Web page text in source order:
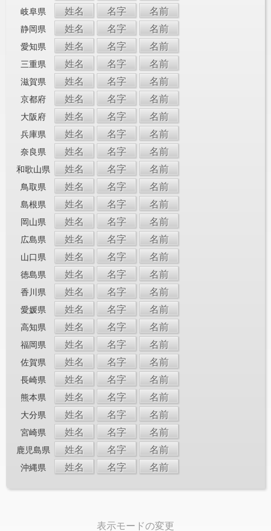
岐阜県 姓名 名字 名前
静岡県 姓名 名字 名前
愛知県 姓名 名字 名前
三重県 姓名 名字 名前
滋賀県 姓名 名字 名前
京都府 姓名 名字 名前
大阪府 姓名 名字 名前
兵庫県 姓名 名字 名前
奈良県 姓名 名字 名前
和歌山県 姓名 名字 名前
鳥取県 姓名 名字 名前
島根県 姓名 名字 名前
岡山県 姓名 名字 名前
広島県 姓名 名字 名前
山口県 姓名 名字 名前
徳島県 姓名 名字 名前
香川県 姓名 名字 名前
愛媛県 姓名 名字 名前
高知県 姓名 名字 名前
福岡県 姓名 名字 名前
佐賀県 姓名 名字 名前
長崎県 姓名 名字 名前
熊本県 姓名 名字 名前
大分県 姓名 名字 名前
宮崎県 姓名 名字 名前
鹿児島県 姓名 名字 名前
沖縄県 姓名 名字 名前
表示モードの変更